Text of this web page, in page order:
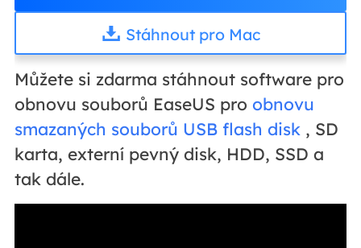
Stáhnout pro Mac
Můžete si zdarma stáhnout software pro
obnovu souborů EaseUS pro obnovu
smazaných souborů USB flash disk, SD
karta, externí pevný disk, HDD, SSD a
tak dále.